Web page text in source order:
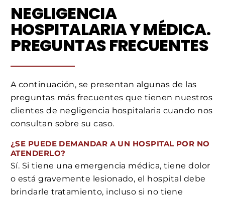
NEGLIGENCIA
HOSPITALARIA Y MÉDICA.
PREGUNTAS FRECUENTES
A continuación, se presentan algunas de las
preguntas más frecuentes que tienen nuestros
clientes de negligencia hospitalaria cuando nos
consultan sobre su caso.
¿SE PUEDE DEMANDAR A UN HOSPITAL POR NO
ATENDERLO?
Sí. Si tiene una emergencia médica, tiene dolor
o está gravemente lesionado, el hospital debe
brindarle tratamiento, incluso si no tiene